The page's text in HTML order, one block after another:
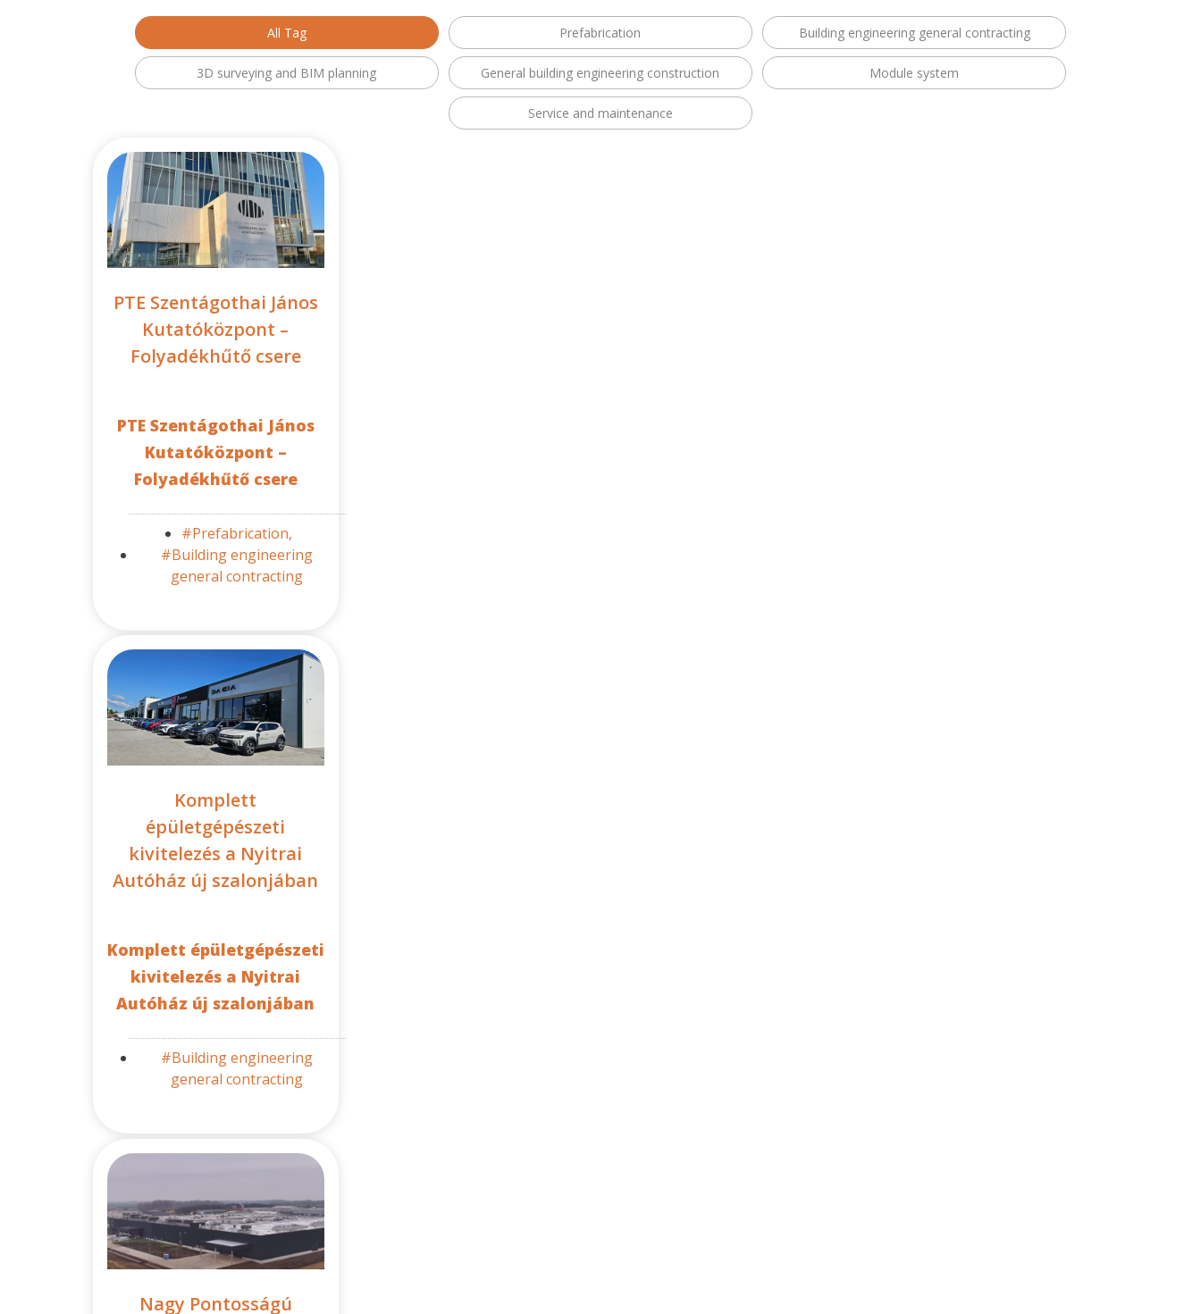
All Tag Prefabrication Building engineering general contracting
3D surveying and BIM planning General building engineering construction Module system
Service and maintenance
PTE Szentágothai János
Kutatóközpont –
Folyadékhűtő csere
PTE Szentágothai János
Kutatóközpont –
Folyadékhűtő csere
#Prefabrication,
#Building engineering
general contracting
Komplett
épületgépészeti
kivitelezés a Nyitrai
Autóház új szalonjában
Komplett épületgépészeti
kivitelezés a Nyitrai
Autóház új szalonjában
#Building engineering
general contracting
Nagy Pontosságú